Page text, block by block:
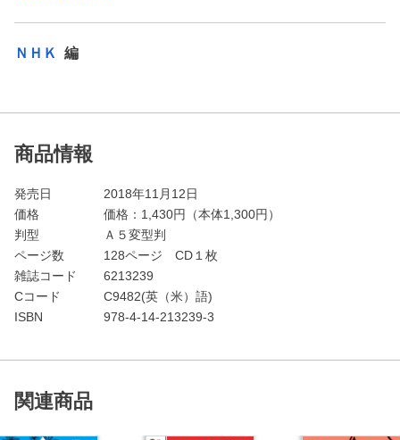
ＮＨＫ 編
商品情報
発売日
2018年11月12日
価格
価格： 1,430円（本体1,300円）
判型
Ａ５変型判
ページ数
128ページ CD１枚
雑誌コード
6213239
Cコード
C9482(英（米）語)
ISBN
978-4-14-213239-3
関連商品